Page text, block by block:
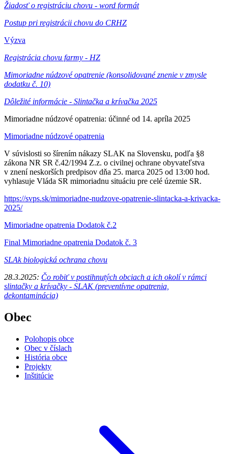
Žiadosť o registráciu chovu - word formát
Postup pri registrácii chovu do CRHZ
Výzva
Registrácia chovu farmy - HZ
Mimoriadne núdzové opatrenie (konsolidované znenie v zmysle
dodatku č. 10)
Dôležité informácie - Slintačka a krívačka 2025
Mimoriadne núdzové opatrenia: účinné od 14. apríla 2025
Mimoriadne núdzové opatrenia
V súvislosti so šírením nákazy SLAK na Slovensku, podľa §8
zákona NR SR č.42/1994 Z.z. o civilnej ochrane obyvateľstva
v znení neskorších predpisov dňa 25. marca 2025 od 13:00 hod.
vyhlasuje Vláda SR mimoriadnu situáciu pre celé územie SR.
https://svps.sk/mimoriadne-nudzove-opatrenie-slintacka-a-krivacka-
2025/
Mimoriadne opatrenia Dodatok č.2
Final Mimoriadne opatrenia Dodatok č. 3
SLAk biologická ochrana chovu
28.3.2025: Čo robiť v postihnutých obciach a ich okolí v rámci
slintačky a krívačky - SLAK (preventívne opatrenia,
dekontaminácia)
Obec
Polohopis obce
Obec v číslach
História obce
Projekty
Inštitúcie